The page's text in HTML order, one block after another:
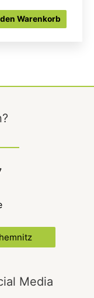
Warenkorb
Media